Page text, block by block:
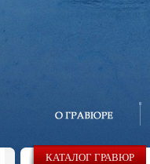
КАТАЛОГ ГРАВЮР